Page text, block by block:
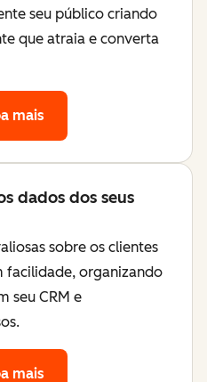
seu público criando
que atraia e converta
mais
dados dos seus
sobre os clientes
facilidade, organizando
seu CRM e
mais